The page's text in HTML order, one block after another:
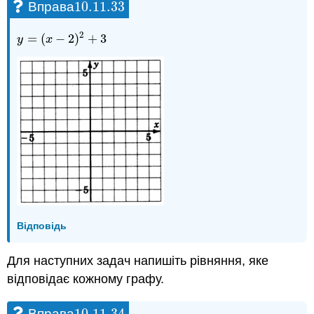
Вправа10.11.33
10.11.33
y = (x − 2)2 + 3
y =(x−2)2 +3
Відповідь
Для наступних задач напишіть рівняння, яке
відповідає кожному графу.